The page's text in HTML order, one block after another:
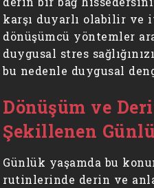
karşı duyarlı olabilir ve
dönüşümcü yöntemler
duygusal stres
bu nedenle duygusal
Dönüşüm ve
Şekillenen
Günlük yaşamda bu
rutinlerinde derin ve